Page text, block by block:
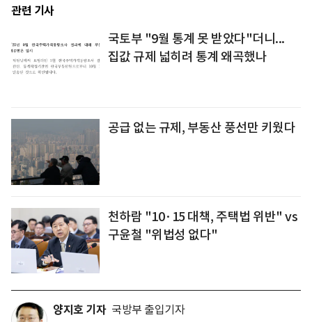
관련 기사
국토부 "9월 통계 못 받았다"더니...
집값 규제 넓히려 통계 왜곡했나
공급 없는 규제, 부동산 풍선만 키웠다
천하람 "10·15 대책, 주택법 위반" vs
구윤철 "위법성 없다"
양지호 기자 국방부 출입기자